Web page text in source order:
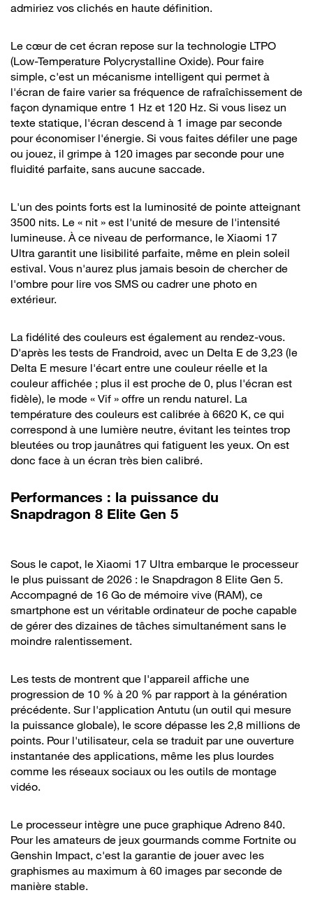
admiriez vos clichés en haute définition.
Le cœur de cet écran repose sur la technologie LTPO
(Low-Temperature Polycrystalline Oxide). Pour faire
simple, c'est un mécanisme intelligent qui permet à
l'écran de faire varier sa fréquence de rafraîchissement de
façon dynamique entre 1 Hz et 120 Hz. Si vous lisez un
texte statique, l'écran descend à 1 image par seconde
pour économiser l'énergie. Si vous faites défiler une page
ou jouez, il grimpe à 120 images par seconde pour une
fluidité parfaite, sans aucune saccade.
L'un des points forts est la luminosité de pointe atteignant
3500 nits. Le « nit » est l'unité de mesure de l'intensité
lumineuse. À ce niveau de performance, le Xiaomi 17
Ultra garantit une lisibilité parfaite, même en plein soleil
estival. Vous n'aurez plus jamais besoin de chercher de
l'ombre pour lire vos SMS ou cadrer une photo en
extérieur.
La fidélité des couleurs est également au rendez-vous.
D'après les tests de Frandroid, avec un Delta E de 3,23 (le
Delta E mesure l'écart entre une couleur réelle et la
couleur affichée ; plus il est proche de 0, plus l'écran est
fidèle), le mode « Vif » offre un rendu naturel. La
température des couleurs est calibrée à 6620 K, ce qui
correspond à une lumière neutre, évitant les teintes trop
bleutées ou trop jaunâtres qui fatiguent les yeux. On est
donc face à un écran très bien calibré.
Performances : la puissance du
Snapdragon 8 Elite Gen 5
Sous le capot, le Xiaomi 17 Ultra embarque le processeur
le plus puissant de 2026 : le Snapdragon 8 Elite Gen 5.
Accompagné de 16 Go de mémoire vive (RAM), ce
smartphone est un véritable ordinateur de poche capable
de gérer des dizaines de tâches simultanément sans le
moindre ralentissement.
Les tests de montrent que l'appareil affiche une
progression de 10 % à 20 % par rapport à la génération
précédente. Sur l'application Antutu (un outil qui mesure
la puissance globale), le score dépasse les 2,8 millions de
points. Pour l'utilisateur, cela se traduit par une ouverture
instantanée des applications, même les plus lourdes
comme les réseaux sociaux ou les outils de montage
vidéo.
Le processeur intègre une puce graphique Adreno 840.
Pour les amateurs de jeux gourmands comme Fortnite ou
Genshin Impact, c'est la garantie de jouer avec les
graphismes au maximum à 60 images par seconde de
manière stable.